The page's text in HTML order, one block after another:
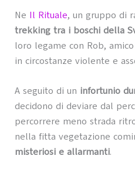
Ne Il Rituale, un gruppo di
trekking tra i boschi della
loro legame con Rob,
in circostanze violente e
A seguito di un infortunio
decidono di deviare dal
percorrere meno strada
nella fitta vegetazione
misteriosi e allarmanti.